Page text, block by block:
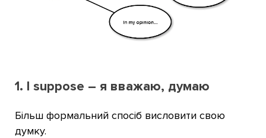
1. I suppose – я вважаю, думаю
Більш формальний спосіб висловити свою
думку.